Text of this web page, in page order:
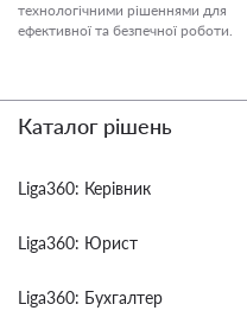
технологічними рішеннями для
ефективної та безпечної роботи.
Каталог рішень
Liga360: Керівник
Liga360: Юрист
Liga360: Бухгалтер